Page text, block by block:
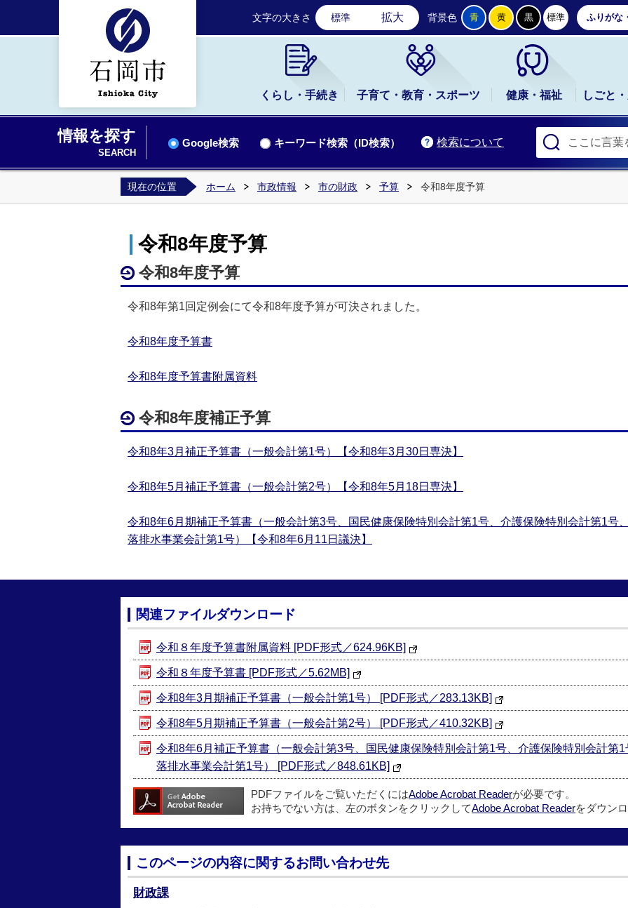
石岡市公式ホームページ
文字の大きさ 標準 拡大 背景色 青 黄 黒 標準 ふりがな
くらし・手続き 子育て・教育・スポーツ 健康・福祉 しごと
情報を探す
SEARCH
検索について
Google検索 キーワード検索（ID検索）
現在の位置 ホーム 市政情報 市の財政 予算 令和8年度予算
令和8年度予算
令和8年度予算
令和8年第1回定例会にて令和8年度予算が可決されました。
令和8年度予算書
令和8年度予算書附属資料
令和8年度補正予算
令和8年3月補正予算書（一般会計第1号）【令和8年3月30日専決】
令和8年5月補正予算書（一般会計第2号）【令和8年5月18日専決】
令和8年6月期補正予算書（一般会計第3号、国民健康保険特別会計第1号、介護保険特別会計第1号
落排水事業会計第1号）【令和8年6月11日議決】
関連ファイルダウンロード
令和８年度予算書附属資料 [PDF形式／624.96KB]
令和８年度予算書 [PDF形式／5.62MB]
令和8年3月期補正予算書（一般会計第1号） [PDF形式／283.13KB]
令和8年5月期補正予算書（一般会計第2号） [PDF形式／410.32KB]
令和8年6月補正予算書（一般会計第3号、国民健康保険特別会計第1号、介護保険特別会計第
落排水事業会計第1号） [PDF形式／848.61KB]
PDFファイルをご覧いただくにはAdobe Acrobat Readerが必要です。
お持ちでない方は、左のボタンをクリックしてAdobe Acrobat Readerをダウン
このページの内容に関するお問い合わせ先
財政課